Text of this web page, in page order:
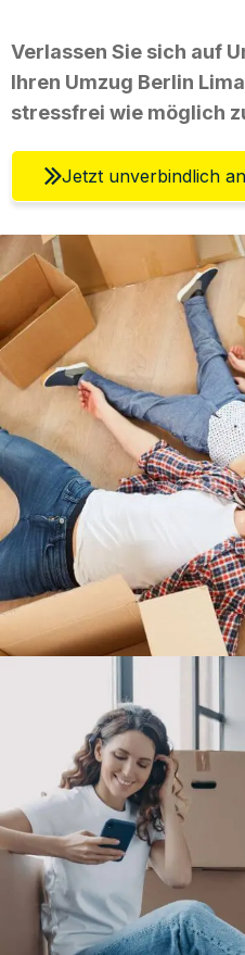
Verlassen Sie sich auf
Ihren Umzug Berlin
stressfrei wie möglich
Jetzt unverbindlich